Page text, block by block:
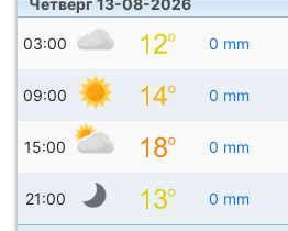
03:00 0 mm
09:00 0 mm
15:00 0 mm
21:00 0 mm